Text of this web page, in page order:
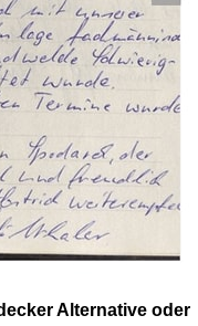
Alternative oder